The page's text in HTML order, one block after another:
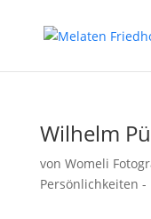
Wilhelm
von Womeli
Persönlichkeiten -